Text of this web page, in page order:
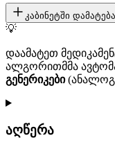
კაბინეტში დამატება
💡
დაამატეთ
ალგორითმმა
გენერიკები
აღწერა